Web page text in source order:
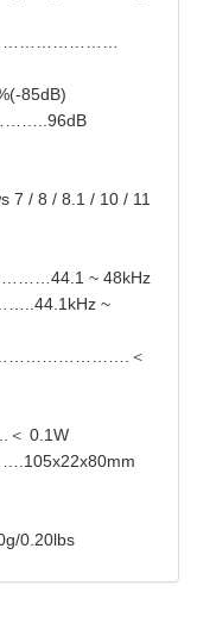
85dB)
8 / 8.1 / 10 / 11
~ 48kHz
~
＜
0.1W